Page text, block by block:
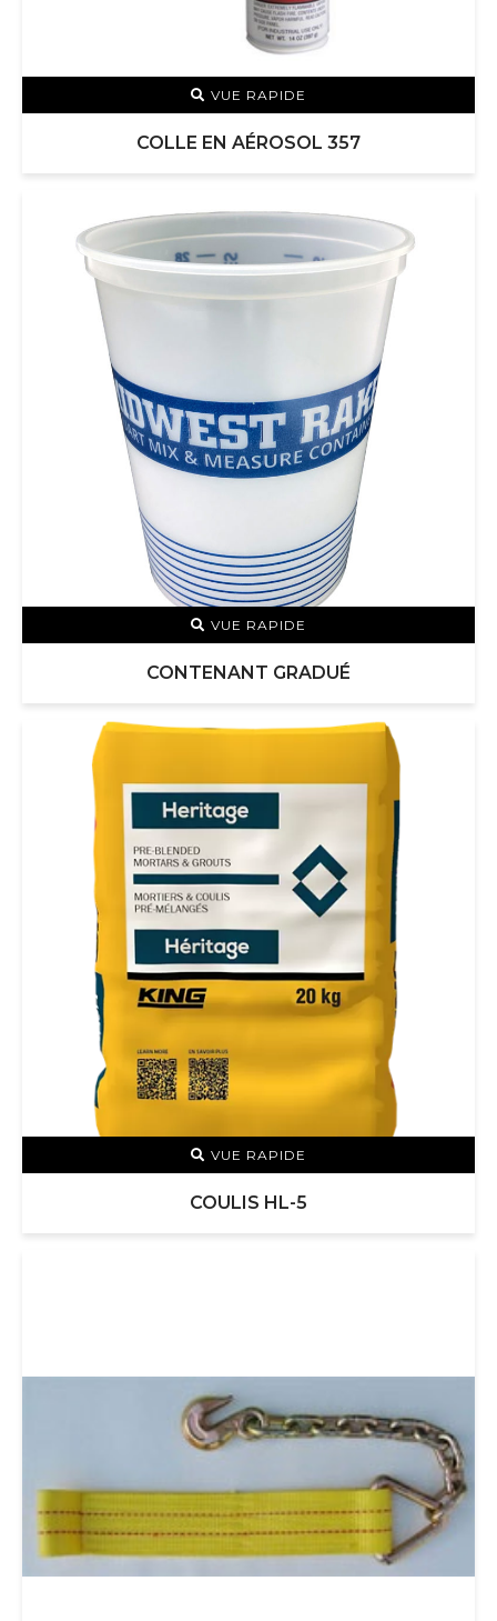
VUE RAPIDE
COLLE EN AÉROSOL 357
VUE RAPIDE
CONTENANT GRADUÉ
VUE RAPIDE
COULIS HL-5